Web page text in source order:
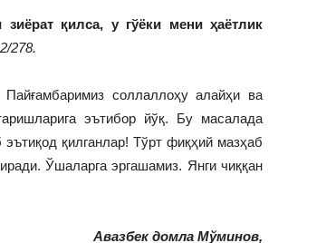
қилса, у гўёки мени ҳаётлик
278.
соллаллоҳу алайҳи ва
эътибор йўқ. Бу масалада
қилганлар! Тўрт фиқҳий мазҳаб
Ўшаларга эргашамиз. Янги чиққан
Авазбек домла Мўминов,